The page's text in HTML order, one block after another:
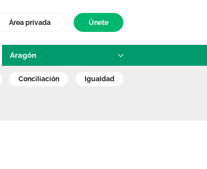
Área privada
Únete
Aragón
para
conciliación igualdad